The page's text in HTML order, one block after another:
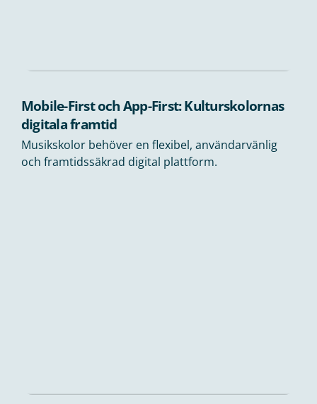
Mobile-First och App-First: Kulturskolornas
digitala framtid
Musikskolor behöver en flexibel, användarvänlig
och framtidssäkrad digital plattform.